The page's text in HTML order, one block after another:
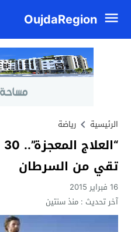
OujdaRegion
الرئيسية رياضة
تقي من السرطان
16 فبراير 2015
آخر تحديث :منذ سنتين